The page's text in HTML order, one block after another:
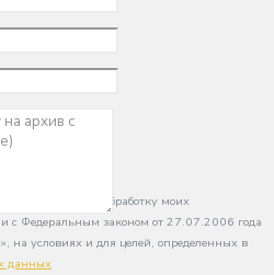
согласие на обработку моих
с Федеральным законом от 27.07.2006 года
условиях и для целей, определенных в
данных